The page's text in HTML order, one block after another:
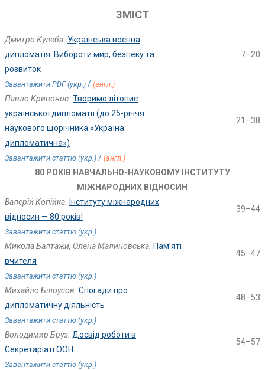
ЗМІСТ
Дмитро Кулеба. Українська воєнна
дипломатія: Вибороти мир, безпеку та
розвиток
7–20
Завантажити PDF (укр.) / (англ.)
Павло Кривонос. Творимо літопис
української дипломатії (до 25-річчя
наукового щорічника «Україна
дипломатична»)
21–38
Завантажити статтю (укр.) / (англ.)
80 РОКІВ НАВЧАЛЬНО-НАУКОВОМУ ІНСТИТУТУ
МІЖНАРОДНИХ ВІДНОСИН
Валерій Копійка. Інституту міжнародних
відносин — 80 років!
39–44
Завантажити статтю (укр.)
Микола Балтажи, Олена Малиновська. Пам’яті
вчителя
45–47
Завантажити статтю (укр.)
Михайло Білоусов. Спогади про
дипломатичну діяльність
48–53
Завантажити статтю (укр.)
Володимир Бруз. Досвід роботи в
Секретаріаті ООН
54–57
Завантажити статтю (укр.)